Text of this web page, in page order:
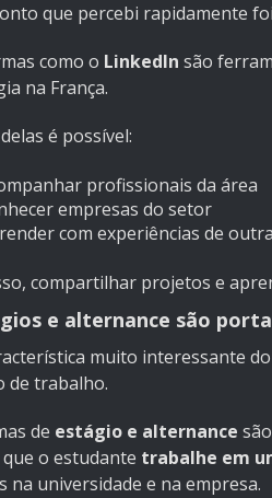
que percebi rapidamente
como o LinkedIn são
na França.
é possível:
profissionais da área
empresas do setor
com experiências de
compartilhar projetos e
e alternance são
muito interessante
de trabalho.
de estágio e alternance
o estudante trabalhe em
na universidade e na empresa.